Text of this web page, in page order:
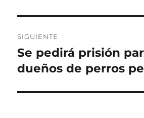
SIGUIENTE
Entrada
siguiente:
Se pedirá prisión
dueños de perros